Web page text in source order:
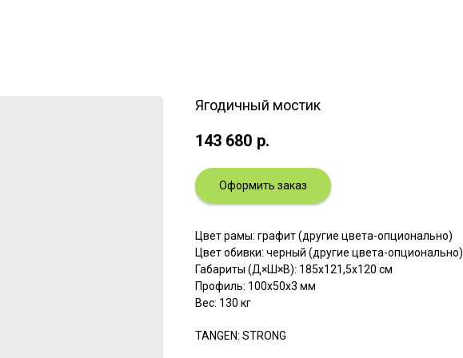
Ягодичный мостик
143 680 р.
Оформить заказ
Цвет рамы: графит (другие цвета-опционально)
Цвет обивки: черный (другие цвета-опционально)
Габариты (Д×Ш×В): 185x121,5x120 см
Профиль: 100х50х3 мм
Вес: 130 кг
TANGEN: STRONG